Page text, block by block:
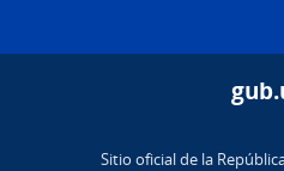
Sitio oficial de la